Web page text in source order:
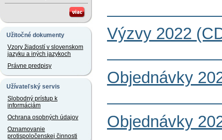
Užitočné dokumenty
Vzory žiadostí v slovenskom
jazyku a iných jazykoch
Právne predpisy
Užívateľský servis
Slobodný prístup k
informáciám
Ochrana osobných údajov
Oznamovanie
protispoločenskej činnosti
Výzvy 2022
Objednávky
Objednávky